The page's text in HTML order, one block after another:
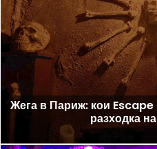
Жега в Париж: кои
разходка